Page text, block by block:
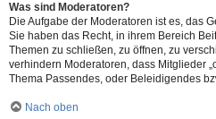
Was sind Moderatoren?
Die Aufgabe der Moderatoren ist es, das
Sie haben das Recht, in ihrem Bereich
Themen zu schließen, zu öffnen, zu
verhindern Moderatoren, dass Mitglieder
Thema Passendes, oder Beleidigendes
Nach oben